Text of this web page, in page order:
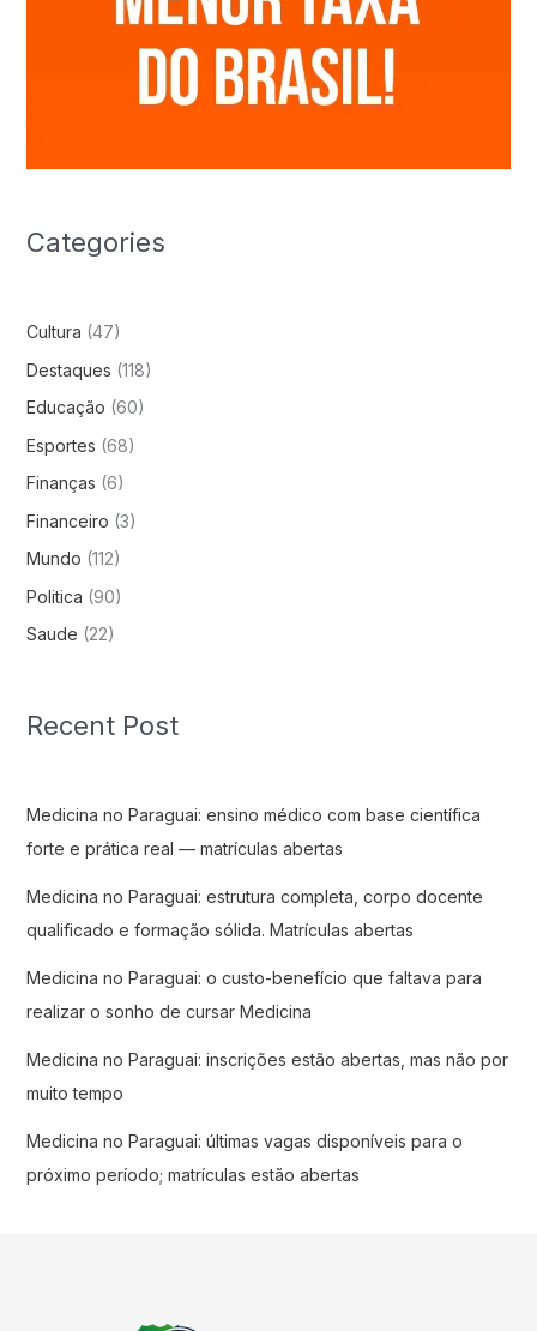
Categories
Cultura (47)
Destaques (118)
Educação (60)
Esportes (68)
Finanças (6)
Financeiro (3)
Mundo (112)
Politica (90)
Saude (22)
Recent Post
Medicina no Paraguai: ensino médico com base científica
forte e prática real — matrículas abertas
Medicina no Paraguai: estrutura completa, corpo docente
qualificado e formação sólida. Matrículas abertas
Medicina no Paraguai: o custo-benefício que faltava para
realizar o sonho de cursar Medicina
Medicina no Paraguai: inscrições estão abertas, mas não por
muito tempo
Medicina no Paraguai: últimas vagas disponíveis para o
próximo período; matrículas estão abertas